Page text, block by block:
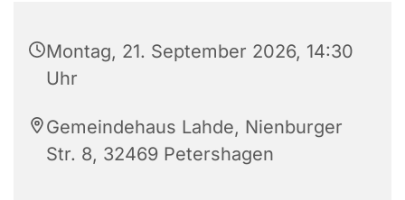
Montag, 21. September 2026, 14:30
Uhr
Gemeindehaus Lahde, Nienburger
Str. 8, 32469 Petershagen